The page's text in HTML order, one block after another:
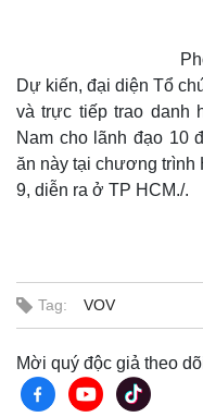
Kinh tế
Bất động sản
Dự kiến, đại diện Tổ
và trực tiếp trao danh
Nam cho lãnh đạo 10
ăn này tại chương trình
9, diễn ra ở TP HCM./.
Tag: VOV
Mời quý độc giả theo